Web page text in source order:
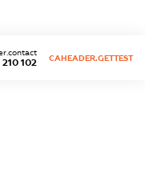
102 CAHEADER.GETTEST